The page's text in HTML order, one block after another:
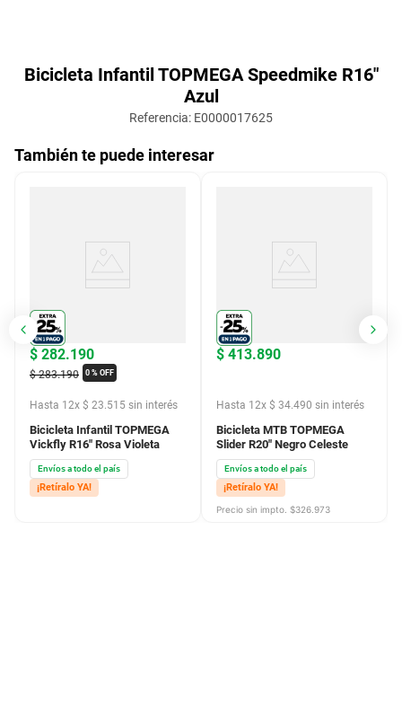
Bicicleta Infantil TOPMEGA Speedmike R16"
Azul
Referencia: E0000017625
También te puede interesar
$ 282.190
$ 283.190 0 % OFF
Hasta 12x $ 23.515 sin interés
Bicicleta Infantil TOPMEGA
Vickfly R16" Rosa Violeta
Envíos a todo el país
¡Retíralo YA!
$ 413.890
Hasta 12x $ 34.490 sin interés
Bicicleta MTB TOPMEGA
Slider R20" Negro Celeste
Envíos a todo el país
¡Retíralo YA!
Precio sin impto. $326.973